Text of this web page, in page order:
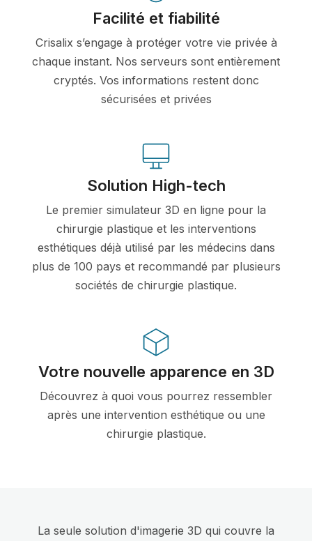
Facilité et fiabilité
Crisalix s’engage à protéger votre vie privée à
chaque instant. Nos serveurs sont entièrement
cryptés. Vos informations restent donc
sécurisées et privées
Solution High-tech
Le premier simulateur 3D en ligne pour la
chirurgie plastique et les interventions
esthétiques déjà utilisé par les médecins dans
plus de 100 pays et recommandé par plusieurs
sociétés de chirurgie plastique.
Votre nouvelle apparence en 3D
Découvrez à quoi vous pourrez ressembler
après une intervention esthétique ou une
chirurgie plastique.
La seule solution d'imagerie 3D qui couvre la